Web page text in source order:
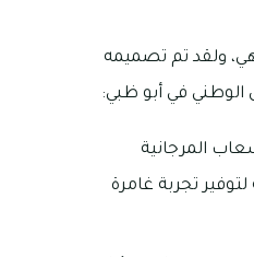
ولقد تم تصميمه
الوطني في أبو ظبي:
المرجانية
تجربة غامرة